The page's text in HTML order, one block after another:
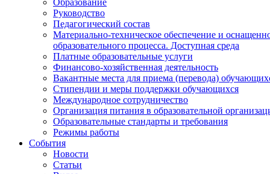
Образование
Руководство
Педагогический состав
Материально-техническое обеспечение и
образовательного процесса. Доступная среда
Платные образовательные услуги
Финансово-хозяйственная деятельность
Вакантные места для приема (перевода)
Стипендии и меры поддержки обучающихся
Международное сотрудничество
Организация питания в образовательной
Образовательные стандарты и требования
Режимы работы
События
Новости
Статьи